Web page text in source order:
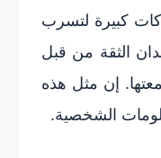
كبيرة لتسرب
الثقة من قبل
إن مثل هذه
الشخصية.